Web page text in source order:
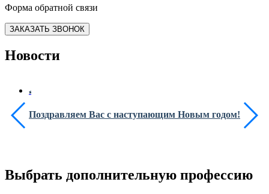
Форма обратной связи
ЗАКАЗАТЬ ЗВОНОК
Новости
Поздравляем Вас с наступающим Новым годом!
Выбрать дополнительную профессию